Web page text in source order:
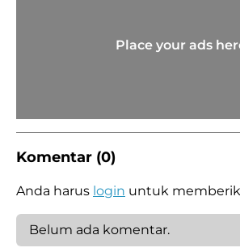
Place your ads
Komentar (0)
Anda harus login untuk
Belum ada komentar.